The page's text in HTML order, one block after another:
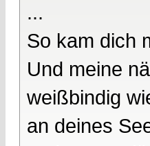
...
So kam dich
Und meine
weißbindig
an deines